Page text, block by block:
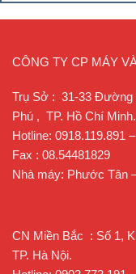
CÔNG TY CP MÁY
Trụ Sở : 31-33 Đường
Phú , TP. Hồ Chí Minh.
Hotline: 0918.119.891
Fax : 08.54481829
Nhà máy: Phước Tân
CN Miền Bắc : Số 1,
TP. Hà Nội.